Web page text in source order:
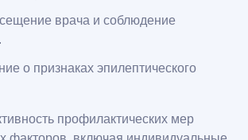
врача и соблюдение
о признаках эпилептического
профилактических мер